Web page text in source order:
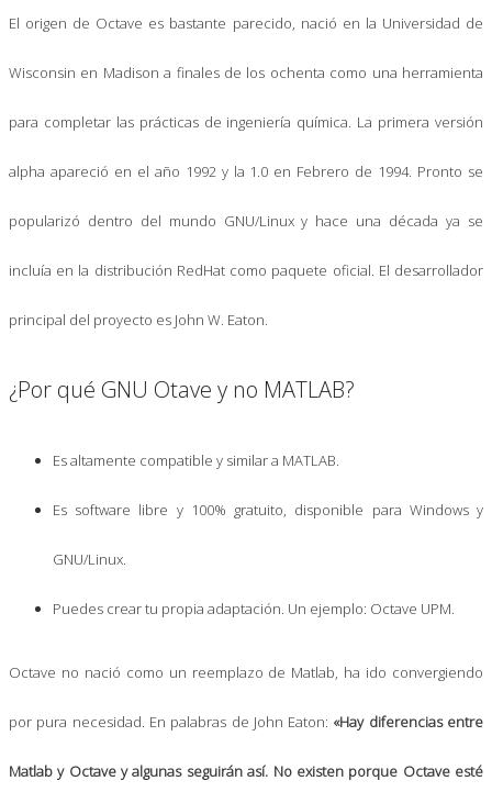
El origen de Octave es bastante parecido, nació en la Universidad de
Wisconsin en Madison a finales de los ochenta como una herramienta
para completar las prácticas de ingeniería química. La primera versión
alpha apareció en el año 1992 y la 1.0 en Febrero de 1994. Pronto se
popularizó dentro del mundo GNU/Linux y hace una década ya se
incluía en la distribución RedHat como paquete oficial. El desarrollador
principal del proyecto es John W. Eaton.
¿Por qué GNU Otave y no MATLAB?
Es altamente compatible y similar a MATLAB.
Es software libre y 100% gratuito, disponible para Windows y
GNU/Linux.
Puedes crear tu propia adaptación. Un ejemplo: Octave UPM.
Octave no nació como un reemplazo de Matlab, ha ido convergiendo
por pura necesidad. En palabras de John Eaton: «Hay diferencias entre
Matlab y Octave y algunas seguirán así. No existen porque Octave esté